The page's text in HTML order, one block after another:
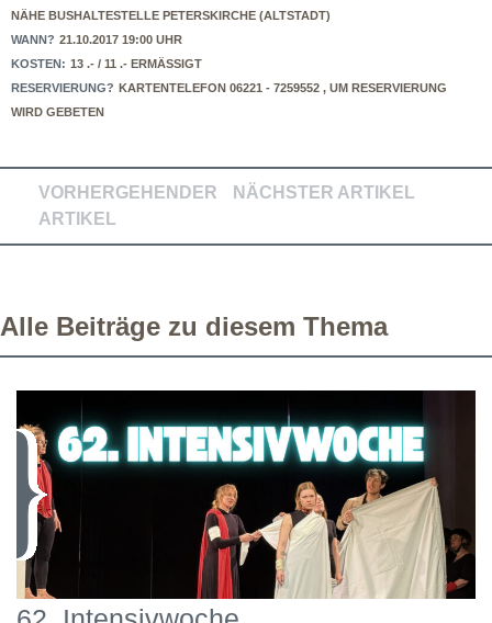
NÄHE BUSHALTESTELLE PETERSKIRCHE (ALTSTADT)
WANN? 21.10.2017 19:00 UHR
KOSTEN: 13 .- / 11 .- ERMÄSSIGT
RESERVIERUNG? KARTENTELEFON 06221 - 7259552 , UM RESERVIERUNG
WIRD GEBETEN
VORHERGEHENDER
ARTIKEL
NÄCHSTER ARTIKEL
Alle Beiträge zu diesem Thema